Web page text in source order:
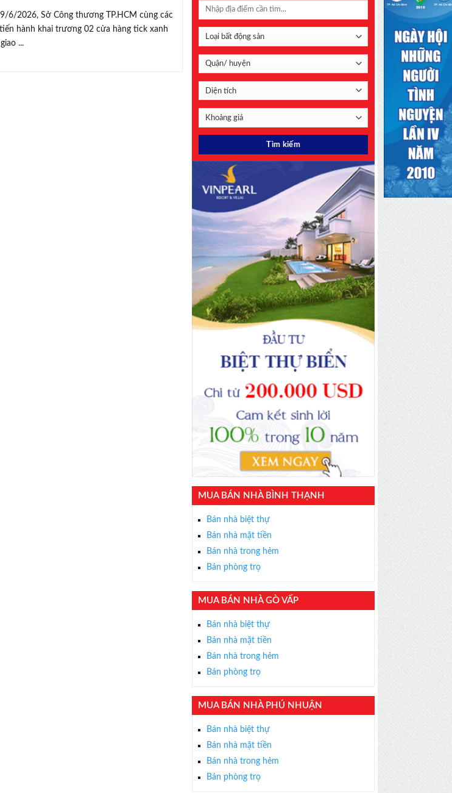
Với hơn 1000 căn nhà và 50 sales thân thiện, nhiệt tình,
×
6/2026, Sở Công thương TP.HCM cùng các
hành khai trương 02 cửa hàng tick xanh
...
MUA BÁN NHÀ BÌNH THẠNH
Bán nhà biệt thự
Bán nhà mặt tiền
Bán nhà trong hẻm
Bán phòng trọ
MUA BÁN NHÀ GÒ VẤP
Bán nhà biệt thự
Bán nhà mặt tiền
Bán nhà trong hẻm
Bán phòng trọ
MUA BÁN NHÀ PHÚ NHUẬN
Bán nhà biệt thự
Bán nhà mặt tiền
Bán nhà trong hẻm
Bán phòng trọ